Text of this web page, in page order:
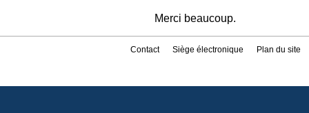
Merci beaucoup.
Contact Siège électronique Plan du site